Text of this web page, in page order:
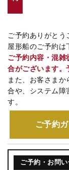
ご予約ありがとう
屋形船のご予約は
ご予約内容・混雑
合がございます。
また、お客さまか
合や、システム障
す。
ご予約
ご予約・お問